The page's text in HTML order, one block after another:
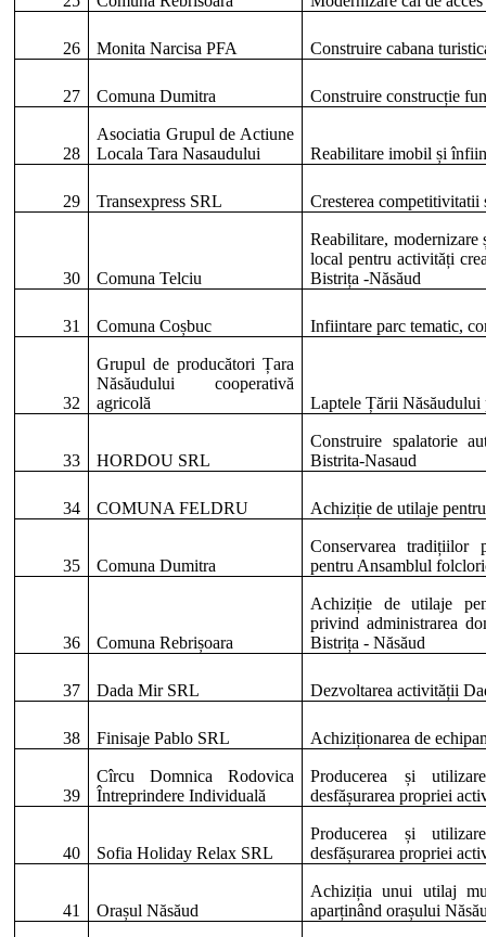
26 Monita Narcisa PFA Construire cabana
27 Comuna Dumitra Construire construcție
28
Asociatia Grupul de Actiune
Locala Tara Nasaudului
Reabilitare imobil și
29 Transexpress SRL Cresterea competitivitatii
30 Comuna Telciu
Reabilitare, modernizare
local pentru activități
Bistrița -Năsăud
31 Comuna Coșbuc Infiintare parc tematic,
32
Grupul de producători Țara
Năsăudului cooperativă
agricolă
Laptele Țării Năsăudului
33 HORDOU SRL
Construire spalatorie
Bistrita-Nasaud
34 COMUNA FELDRU Achiziție de utilaje
35 Comuna Dumitra
Conservarea tradițiilor
pentru Ansamblul
36 Comuna Rebrișoara
Achiziție de utilaje
privind administrarea
Bistrița - Năsăud
37 Dada Mir SRL Dezvoltarea activității
38 Finisaje Pablo SRL Achiziționarea de
39
Cîrcu Domnica Rodovica
Întreprindere Individuală
Producerea și
desfășurarea propriei
40 Sofia Holiday Relax SRL
Producerea și
desfășurarea propriei
41 Orașul Năsăud
Achiziția unui utilaj
aparținând orașului